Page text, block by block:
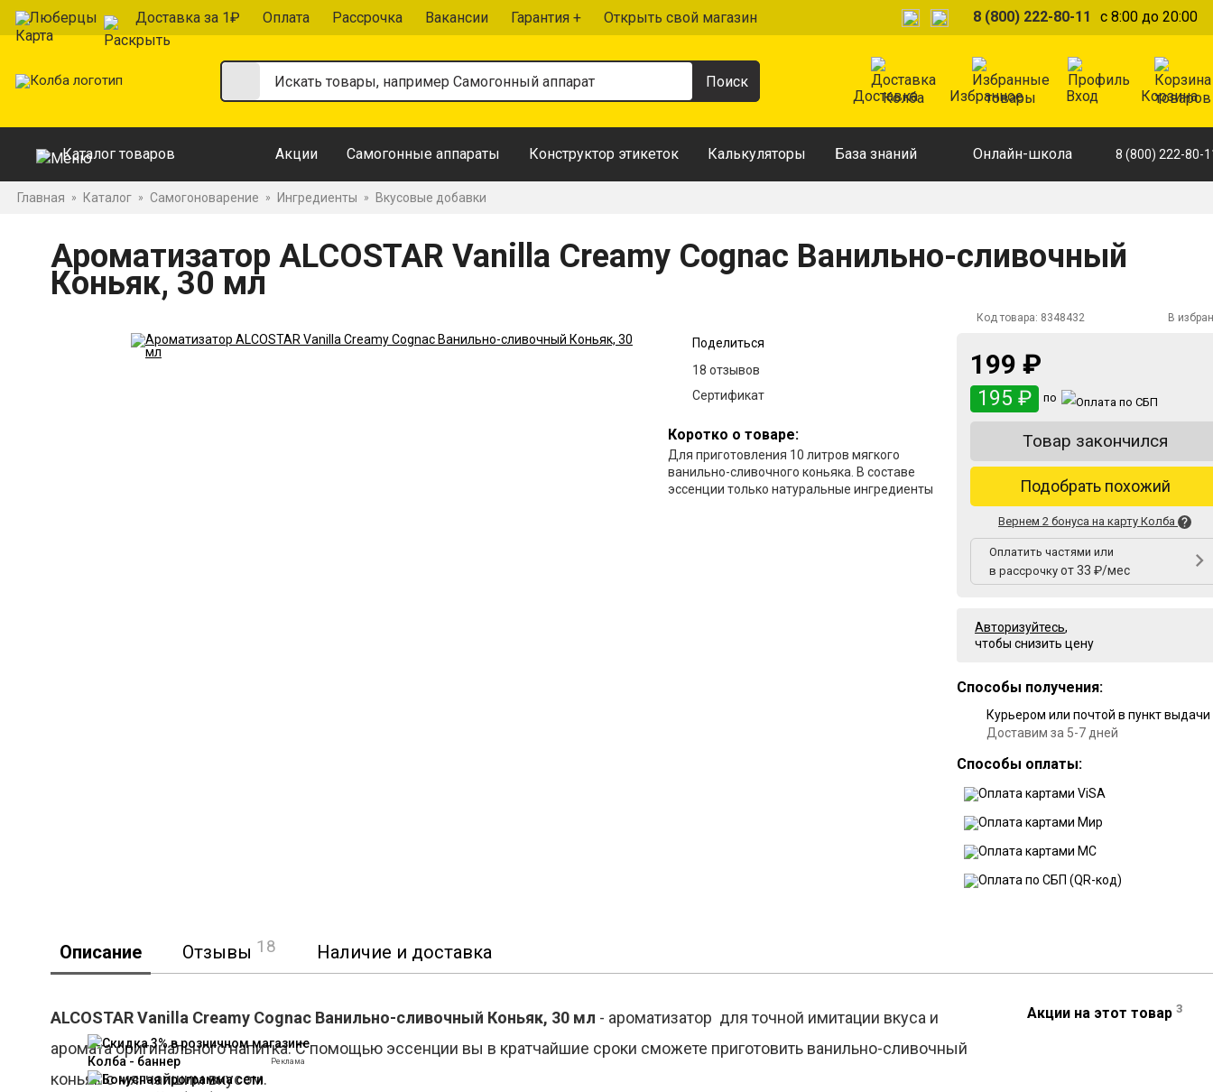
Люберцы Доставка за 1₽ Оплата Рассрочка Вакансии Гарантия + Открыть свой магазин 8 (800) 222-80-11 с 8:00 до 20:00
Доставка Избранное Вход Корзина
Каталог товаров Акции Самогонные аппараты Конструктор этикеток Калькуляторы База знаний Онлайн-школа 8 (800) 222-80-
Главная » Каталог » Самогоноварение » Ингредиенты » Вкусовые добавки
Ароматизатор ALCOSTAR Vanilla Creamy Cognac Ванильно-сливочный
Коньяк, 30 мл
Поделиться
18 отзывов
Сертификат
Коротко о товаре:
Для приготовления 10 литров мягкого
ванильно-сливочного коньяка. В составе
эссенции только натуральные ингредиенты
Код товара: 8348432 В
199 ₽
195 ₽ по
Товар закончился
Подобрать похожий
Вернем 2 бонуса на карту Колба
Оплатить частями или
в рассрочку от 33 ₽/мес
Авторизуйтесь,
чтобы снизить цену
Способы получения:
Курьером или почтой в пункт выдачи
Доставим за 5-7 дней
Способы оплаты:
Описание Отзывы 18 Наличие и доставка
ALCOSTAR Vanilla Creamy Cognac Ванильно-сливочный Коньяк, 30 мл - ароматизатор для точной имитации вкуса и
аромата оригинального напитка. С помощью эссенции вы в кратчайшие сроки сможете приготовить ванильно-сливочный
коньяк с мягчайшим вкусом.
Акции на этот товар 3
Реклама